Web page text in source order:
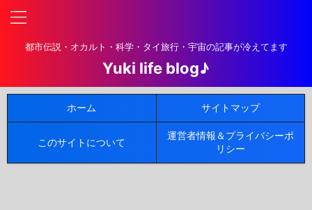
都市伝説・オカルト・科学・タイ旅行・宇宙の記事が冷えてます
Yuki life blog♪
ホーム サイトマップ
このサイトについて
運営者情報＆プライバシーポ
リシー